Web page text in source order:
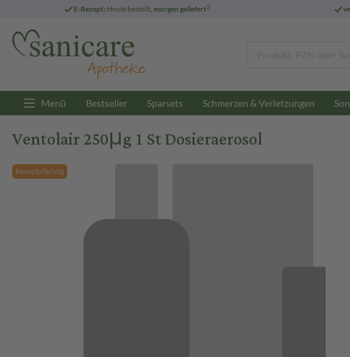
E-Rezept: Heute bestellt, morgen geliefert3
Menü Bestseller Sparsets Schmerzen & Verletzungen
Ventolair 250μg 1 St Dosieraerosol
Rezeptpflichtig